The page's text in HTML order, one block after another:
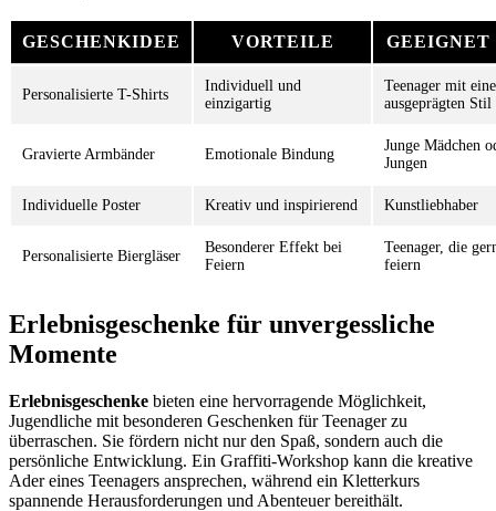
GESCHENKIDEE VORTEILE GEEIGNET
Personalisierte T-Shirts
Individuell und
einzigartig
Teenager mit
ausgeprägten Stil
Gravierte Armbänder Emotionale Bindung
Junge Mädchen
Jungen
Individuelle Poster Kreativ und inspirierend Kunstliebhaber
Personalisierte Biergläser
Besonderer Effekt bei
Feiern
Teenager, die
feiern
Erlebnisgeschenke für unvergessliche
Momente
Erlebnisgeschenke bieten eine hervorragende Möglichkeit,
Jugendliche mit besonderen Geschenken für Teenager zu
überraschen. Sie fördern nicht nur den Spaß, sondern auch die
persönliche Entwicklung. Ein Graffiti-Workshop kann die kreative
Ader eines Teenagers ansprechen, während ein Kletterkurs
spannende Herausforderungen und Abenteuer bereithält.